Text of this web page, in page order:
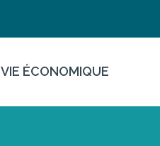
VIE ÉCONOMIQUE